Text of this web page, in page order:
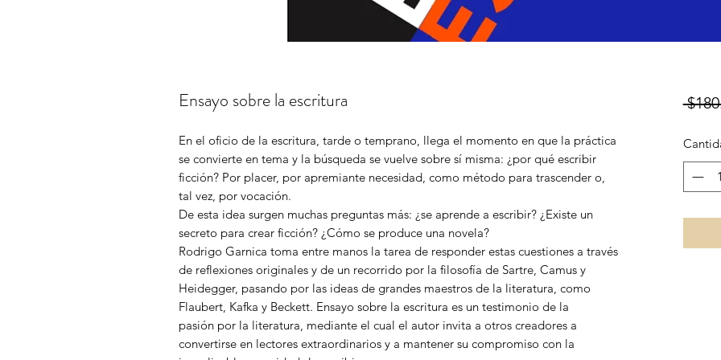
Ensayo sobre la escritura
En el oficio de la escritura, tarde o temprano, llega el momento en que la práctica
se convierte en tema y la búsqueda se vuelve sobre sí misma: ¿por qué escribir
ficción? Por placer, por apremiante necesidad, como método para trascender o,
tal vez, por vocación.
De esta idea surgen muchas preguntas más: ¿se aprende a escribir? ¿Existe un
secreto para crear ficción? ¿Cómo se produce una novela?
Rodrigo Garnica toma entre manos la tarea de responder estas cuestiones a través
de reflexiones originales y de un recorrido por la filosofía de Sartre, Camus y
Heidegger, pasando por las ideas de grandes maestros de la literatura, como
Flaubert, Kafka y Beckett. Ensayo sobre la escritura es un testimonio de la
pasión por la literatura, mediante el cual el autor invita a otros creadores a
convertirse en lectores extraordinarios y a mantener su compromiso con la